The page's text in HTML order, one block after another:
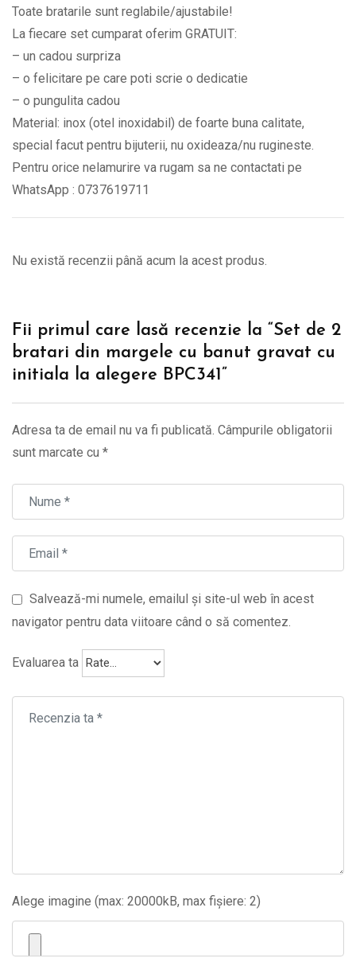
BPC341
quantity
Toate bratarile sunt reglabile/ajustabile!
La fiecare set cumparat oferim GRATUIT:
– un cadou surpriza
– o felicitare pe care poti scrie o dedicatie
– o pungulita cadou
Material: inox (otel inoxidabil) de foarte buna calitate,
special facut pentru bijuterii, nu oxideaza/nu rugineste.
Pentru orice nelamurire va rugam sa ne contactati pe
WhatsApp : 0737619711
Nu există recenzii până acum la acest produs.
Fii primul care lasă recenzie la “Set de 2
bratari din margele cu banut gravat cu
initiala la alegere BPC341”
Adresa ta de email nu va fi publicată. Câmpurile obligatorii
sunt marcate cu *
Salvează-mi numele, emailul și site-ul web în acest
navigator pentru data viitoare când o să comentez.
Evaluarea ta
Alege imagine (max: 20000kB, max fișiere: 2)